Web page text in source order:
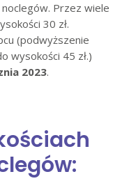
Przez wiele
30 zł.
(podwyższenie
wysokości 45 zł.)
2023.